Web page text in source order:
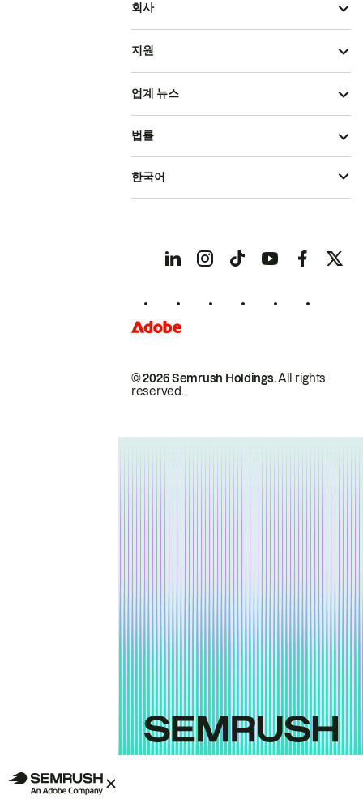
회사
지원
업계 뉴스
© 2026 Semrush Holdings.All rights
reserved.
법률
한국어